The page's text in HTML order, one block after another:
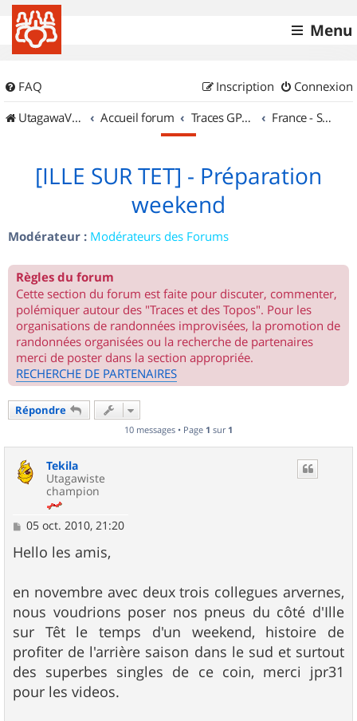
Menu
FAQ Connexion
Inscription
UtagawaVTT (Randos VTT et VTTAE avec traces GPS)
Accueil forum Traces GPS de randos VTT France - Sud Ouest
[ILLE SUR TET] - Préparation
weekend
Modérateur : Modérateurs des Forums
Règles du forum
Cette section du forum est faite pour discuter, commenter,
polémiquer autour des "Traces et des Topos". Pour les
organisations de randonnées improvisées, la promotion de
randonnées organisées ou la recherche de partenaires
merci de poster dans la section appropriée.
RECHERCHE DE PARTENAIRES
Répondre
10 messages • Page 1 sur 1
Tekila
Utagawiste
champion
M
s
s
g
e
05 oct. 2010, 21:20
Hello les amis,
en novembre avec deux trois collegues arvernes,
nous voudrions poser nos pneus du côté d'Ille
sur Têt le temps d'un weekend, histoire de
profiter de l'arrière saison dans le sud et surtout
des superbes singles de ce coin, merci jpr31
pour les videos.